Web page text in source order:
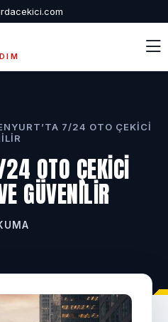
7/24 OTO ÇEKICI
OTO ÇEKICI
GÜVENILIR